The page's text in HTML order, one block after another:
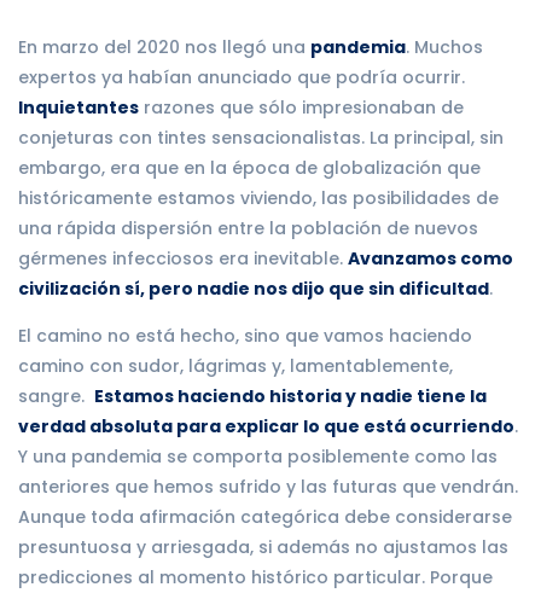
En marzo del 2020 nos llegó una pandemia. Muchos
expertos ya habían anunciado que podría ocurrir.
Inquietantes razones que sólo impresionaban de
conjeturas con tintes sensacionalistas. La principal, sin
embargo, era que en la época de globalización que
históricamente estamos viviendo, las posibilidades de
una rápida dispersión entre la población de nuevos
gérmenes infecciosos era inevitable. Avanzamos como
civilización sí, pero nadie nos dijo que sin dificultad.
El camino no está hecho, sino que vamos haciendo
camino con sudor, lágrimas y, lamentablemente,
sangre. Estamos haciendo historia y nadie tiene la
verdad absoluta para explicar lo que está ocurriendo.
Y una pandemia se comporta posiblemente como las
anteriores que hemos sufrido y las futuras que vendrán.
Aunque toda afirmación categórica debe considerarse
presuntuosa y arriesgada, si además no ajustamos las
predicciones al momento histórico particular. Porque